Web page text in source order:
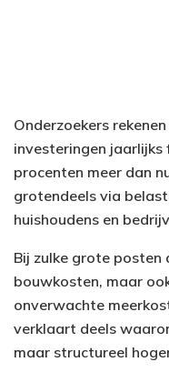
Onderzoekers
investeringen
procenten meer dan
grotendeels via
huishoudens en
Bij zulke grote
bouwkosten, maar
onverwachte
verklaart deels
maar structureel